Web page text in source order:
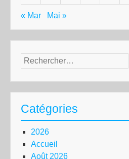
« Mar Mai »
Rechercher :
Catégories
2026
Accueil
Août 2026